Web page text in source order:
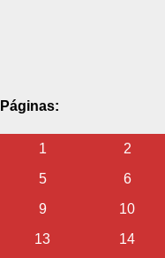
Páginas:
1 2
5
6
9
10
13
14